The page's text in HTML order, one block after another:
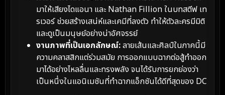
มาให้เสียงไดแอนา และ Nathan Fillion ในบทสตีฟ เท
รเวอร์ ช่วยสร้างเสน่ห์และเคมีที่ลงตัว ทำให้ตัวละครมีมิติ
และดูเป็นมนุษย์อย่างน่าอัศจรรย์
งานภาพที่เป็นเอกลักษณ์:ลายเส้นและศิลป์ในภาคนี้มี
ความคลาสสิกแต่ร่วมสมัย การออกแบบฉากต่อสู้ทำออก
มาได้อย่างไหลลื่นและทรงพลัง จนได้รับการยกย่องว่า
เป็นหนึ่งในแอนิเมชันที่ทำฉากแอ็กชันได้ดีที่สุดของ DC